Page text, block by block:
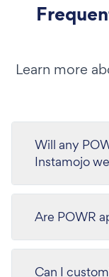
Learn more
Will any
Instamojo
Are POWR
Can I